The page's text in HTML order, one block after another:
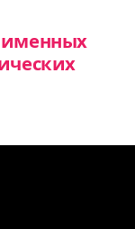
именных